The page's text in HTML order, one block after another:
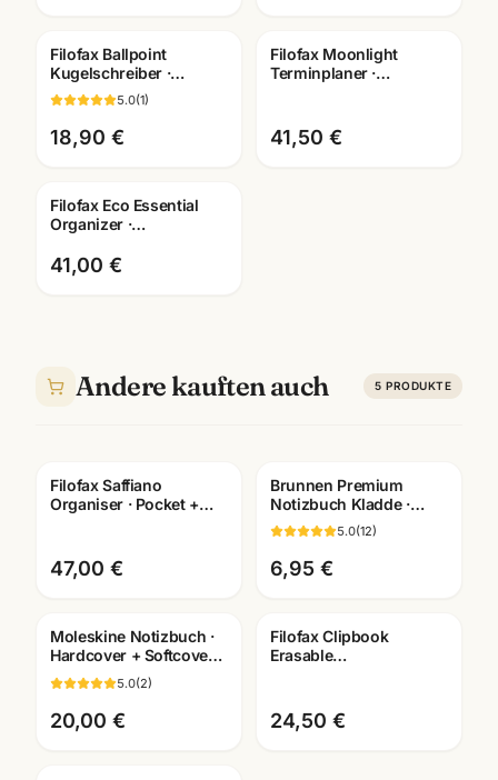
Filofax Ballpoint
Kugelschreiber ·
verschiedene Motive ·
Schreibgeräte
Mannheim
5.0(1)
18,90 €
Filofax Moonlight
Terminplaner ·
Groesse
41,50 €
Filofax Eco Essential
Organizer ·
wählbar · Terminplaner
Mannheim
41,00 €
Andere kauften auch 5 PRODUKTE
Filofax Saffiano
Organiser · Pocket +
47,00 €
Brunnen Premium
Notizbuch Kladde ·
braun/schwarz ·
A6/A5/A4 wählbar ·
Bürobedarf
5.0(12)
6,95 €
Moleskine Notizbuch ·
Hardcover + Softcover ·
Pocket/Large/XL ·
Premium-Qualität
5.0(2)
20,00 €
Filofax Clipbook
Erasable
verschiedene Farben
24,50 €